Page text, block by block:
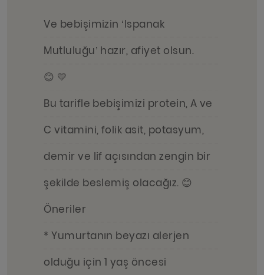
Ve bebişimizin ‘Ispanak
Mutluluğu’ hazır, afiyet olsun.
😊 💛
Bu tarifle bebişimizi protein, A ve
C vitamini, folik asit, potasyum,
demir ve lif açısından zengin bir
şekilde beslemiş olacağız. 😊
Öneriler
* Yumurtanın beyazı alerjen
olduğu için 1 yaş öncesi